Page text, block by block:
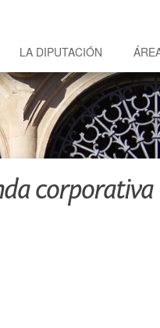
LA DIPUTACIÓN
corporativa